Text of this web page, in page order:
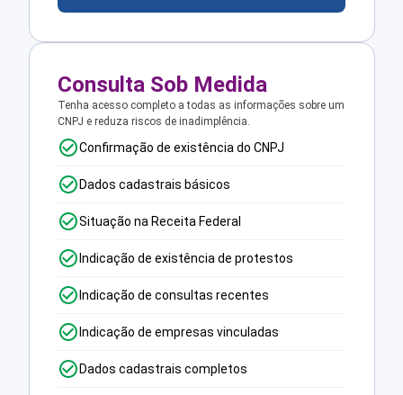
Consulta Sob Medida
Tenha acesso completo a todas as informações sobre um
CNPJ e reduza riscos de inadimplência.
Confirmação de existência do CNPJ
Dados cadastrais básicos
Situação na Receita Federal
Indicação de existência de protestos
Indicação de consultas recentes
Indicação de empresas vinculadas
Dados cadastrais completos